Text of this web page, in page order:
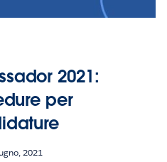
2021:
per
2021